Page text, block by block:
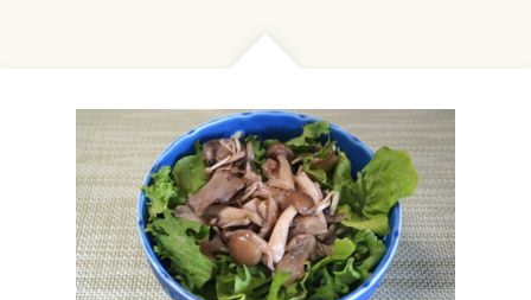
診療料金
妊婦健診
お産について
親と子の結びつき支援